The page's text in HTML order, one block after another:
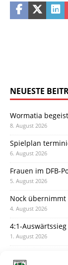
NEUESTE
Wormatia
8. August 2026
Spielplan
6. August 2026
Frauen im DFB-
5. August 2026
Nock
4. August 2026
4:1-
1. August 2026